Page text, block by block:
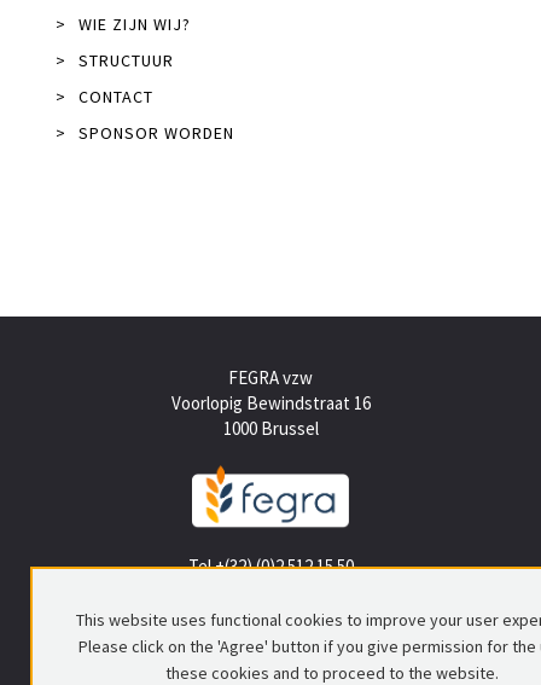
>
WIE ZIJN WIJ?
>
STRUCTUUR
>
CONTACT
>
SPONSOR WORDEN
FEGRA vzw
Voorlopig Bewindstraat 16
1000 Brussel
Tel +(32) (0)2 512 15 50
This website uses functional cookies to improve your user
Please click on the 'Agree' button if you give permission for the
these cookies and to proceed to the website.